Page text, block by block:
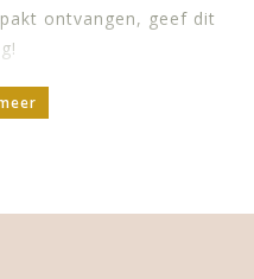
ontvangen, geef dit